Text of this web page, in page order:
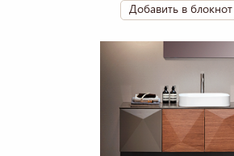
Добавить в блокнот